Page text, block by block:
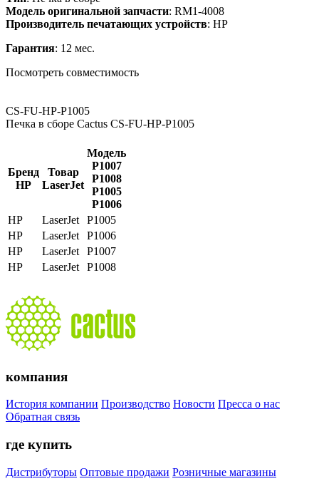
Модель оригинальной запчасти: RM1-4008
Производитель печатающих устройств: HP
Гарантия: 12 мес.
Посмотреть совместимость
CS-FU-HP-P1005
Печка в сборе Cactus CS-FU-HP-P1005
Бренд
HP
Товар
LaserJet
Модель
P1007
P1008
P1005
P1006
HP
LaserJet
P1005
HP
LaserJet
P1006
HP
LaserJet
P1007
HP
LaserJet P1008
компания
История компании Производство Новости Пресса о нас
Обратная связь
где купить
Дистрибуторы Оптовые продажи Розничные магазины